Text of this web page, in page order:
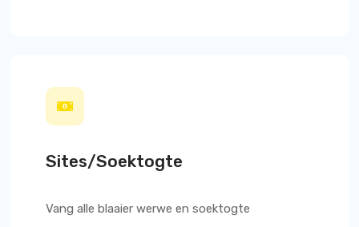
Sites/Soektogte
Vang alle blaaier werwe en soektogte